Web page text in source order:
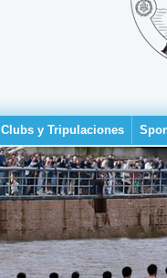
Clubs y Tripulaciones